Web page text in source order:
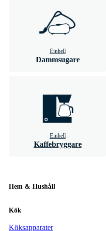
Einhell
Dammsugare
Einhell
Kaffebryggare
Hem & Hushåll
Kök
Köksapparater